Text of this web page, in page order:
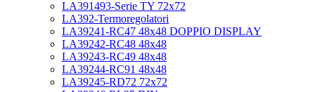
LA391493-Serie TY 72x72
LA392-Termoregolatori
LA39241-RC47 48x48 DOPPIO DISPLAY
LA39242-RC48 48x48
LA39243-RC49 48x48
LA39244-RC91 48x48
LA39245-RD72 72x72